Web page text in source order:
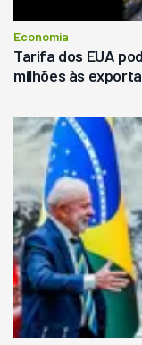
Economia
Tarifa dos EUA
milhões às